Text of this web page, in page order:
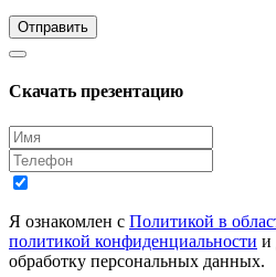
Отправить
Скачать презентацию
Я ознакомлен с Политикой в
политикой конфиденциальности и
обработку персональных данных.